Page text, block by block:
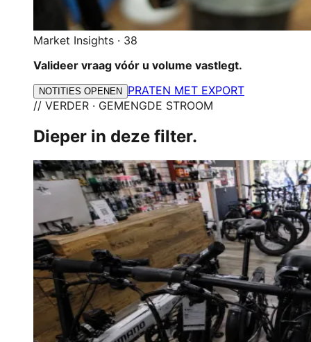
Market Insights · 38
Valideer vraag vóór u volume vastlegt.
NOTITIES OPENEN
PRATEN MET EXPORT
// VERDER · GEMENGDE STROOM
Dieper in deze filter.